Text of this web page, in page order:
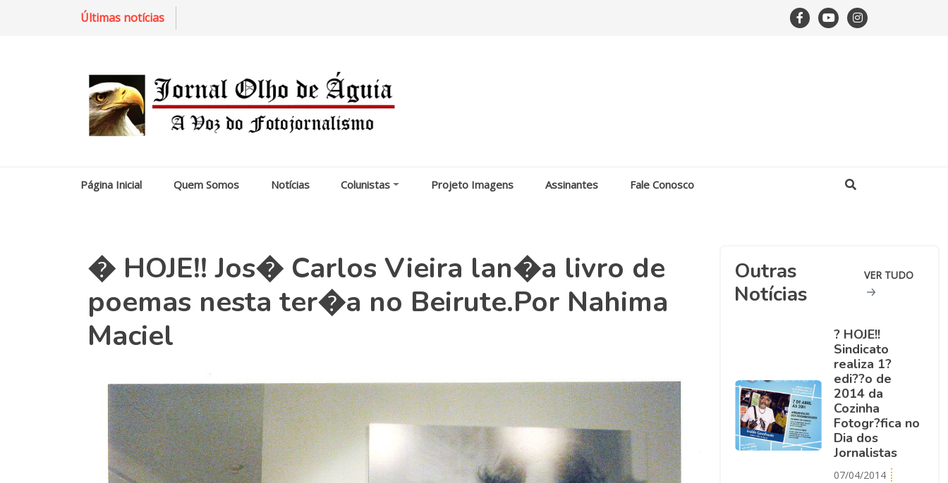
Últimas notícias
Página Inicial Quem Somos Notícias Colunistas Projeto Imagens Assinantes Fale Conosco
� HOJE!! Jos� Carlos Vieira lan�a livro de
poemas nesta ter�a no Beirute.Por Nahima
Maciel
Outras
Notícias
VER TUDO
? HOJE!!
Sindicato
realiza 1?
edi??o de
2014 da
Cozinha
Fotogr?fica no
Dia dos
Jornalistas
07/04/2014